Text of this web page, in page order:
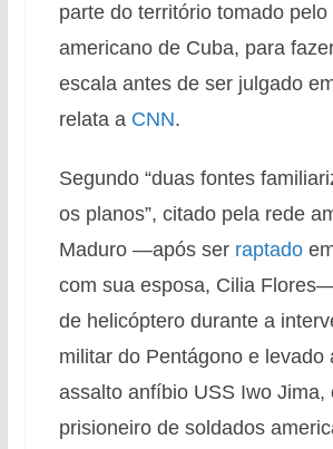
parte do território tomado
americano de Cuba, para
escala antes de ser julgado
relata a CNN.
Segundo “duas fontes
os planos”, citado pela rede
Maduro —após ser raptado
com sua esposa, Cilia
de helicóptero durante a
militar do Pentágono e levado
assalto anfíbio USS Iwo Jima,
prisioneiro de soldados